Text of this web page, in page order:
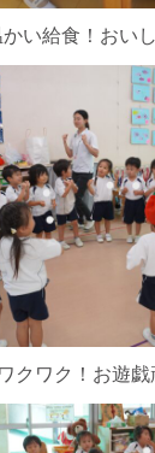
い給食！おいし
ワク！お遊戯